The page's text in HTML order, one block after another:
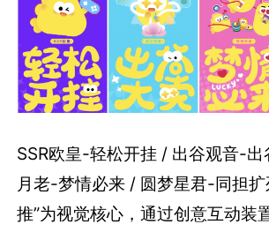
SSR欧皇-轻松开挂 / 出谷观音-出
月老-梦情必来 / 圆梦星君-同担扩
推”为视觉核心，通过创意互动装